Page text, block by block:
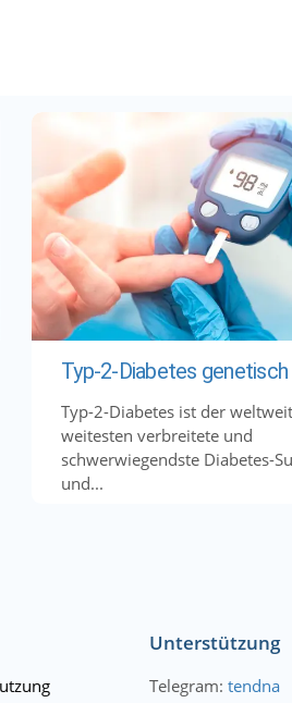
Typ-2-Diabetes
Typ-2-Diabetes ist der
weitesten verbreitete und
schwerwiegendste Diabetes-
und...
Unterstützung
Telegram: tendna